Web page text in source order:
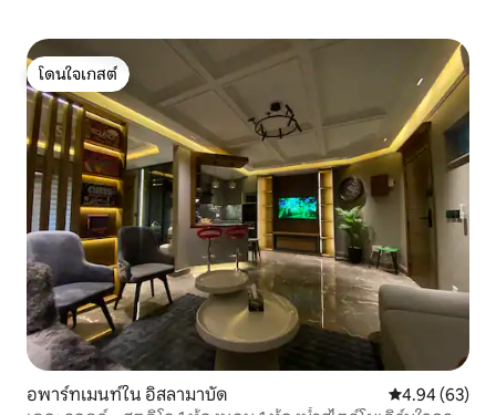
โดนใจเกสต์
โดนใจเกสต์
อพาร์ทเมนท์ใน อิสลามาบัด คะแนนเฉลี่ย
4.94 (63)